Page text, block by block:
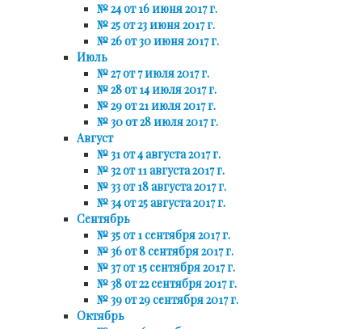
№ 24 от 16 июня 2017 г.
№ 25 от 23 июня 2017 г.
№ 26 от 30 июня 2017 г.
Июль
№ 27 от 7 июля 2017 г.
№ 28 от 14 июля 2017 г.
№ 29 от 21 июля 2017 г.
№ 30 от 28 июля 2017 г.
Август
№ 31 от 4 августа 2017 г.
№ 32 от 11 августа 2017 г.
№ 33 от 18 августа 2017 г.
№ 34 от 25 августа 2017 г.
Сентябрь
№ 35 от 1 сентября 2017 г.
№ 36 от 8 сентября 2017 г.
№ 37 от 15 сентября 2017 г.
№ 38 от 22 сентября 2017 г.
№ 39 от 29 сентября 2017 г.
Октябрь